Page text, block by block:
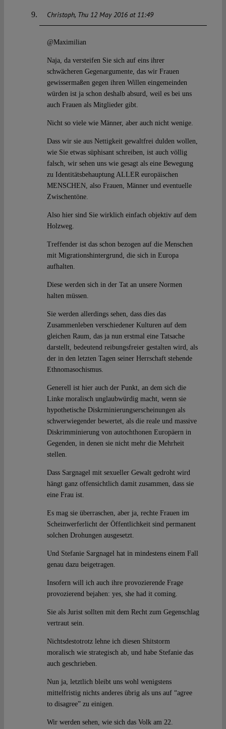
Christoph Thu 12 May 2016 at 11:49
@Maximilian
Naja, da versteifen Sie sich auf eins ihrer
schwächeren Gegenargumente, das wir Frauen
gewissermaßen gegen ihren Willen eingemeinden
würden ist ja schon deshalb absurd, weil es bei uns
auch Frauen als Mitglieder gibt.
Nicht so viele wie Männer, aber auch nicht wenige.
Dass wir sie aus Nettigkeit gewaltfrei dulden wollen,
wie Sie etwas süphisant schreiben, ist auch völlig
falsch, wir sehen uns wie gesagt als eine Bewegung
zu Identitätsbehauptung ALLER europäischen
MENSCHEN, also Frauen, Männer und eventuelle
Zwischentöne.
Also hier sind Sie wirklich einfach objektiv auf dem
Holzweg.
Treffender ist das schon bezogen auf die Menschen
mit Migrationshintergrund, die sich in Europa
aufhalten.
Diese werden sich in der Tat an unsere Normen
halten müssen.
Sie werden allerdings sehen, dass dies das
Zusammenleben verschiedener Kulturen auf dem
gleichen Raum, das ja nun erstmal eine Tatsache
darstellt, bedeutend reibungsfreier gestalten wird, als
der in den letzten Tagen seiner Herrschaft stehende
Ethnomasochismus.
Generell ist hier auch der Punkt, an dem sich die
Linke moralisch unglaubwürdig macht, wenn sie
hypothetische Diskrminierungserscheinungen als
schwerwiegender bewertet, als die reale und massive
Diskrimminierung von autochthonen Europäern in
Gegenden, in denen sie nicht mehr die Mehrheit
stellen.
Dass Sargnagel mit sexueller Gewalt gedroht wird
hängt ganz offensichtlich damit zusammen, dass sie
eine Frau ist.
Es mag sie überraschen, aber ja, rechte Frauen im
Scheinwerferlicht der Öffentlichkeit sind permanent
solchen Drohungen ausgesetzt.
Und Stefanie Sargnagel hat in mindestens einem Fall
genau dazu beigetragen.
Insofern will ich auch ihre provozierende Frage
provozierend bejahen: yes, she had it coming.
Sie als Jurist sollten mit dem Recht zum Gegenschlag
vertraut sein.
Nichtsdestotrotz lehne ich diesen Shitstorm
moralisch wie strategisch ab, und habe Stefanie das
auch geschrieben.
Nun ja, letztlich bleibt uns wohl wenigstens
mittelfristig nichts anderes übrig als uns auf “agree
to disagree” zu einigen.
Wir werden sehen, wie sich das Volk am 22.